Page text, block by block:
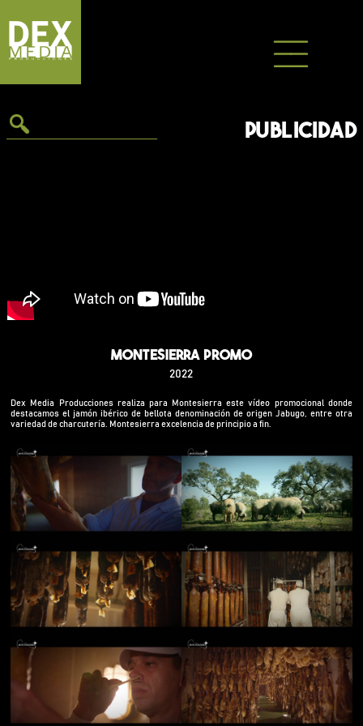
contenido
PUBLICIDAD
Montesierra Promo
2022
Dex Media Producciones realiza para Montesierra este vídeo promocional donde
destacamos el jamón ibérico de bellota denominación de origen Jabugo, entre otra
variedad de charcutería. Montesierra excelencia de principio a fin.